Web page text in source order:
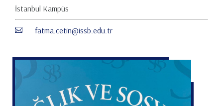
İstanbul Kampüs
fatma.cetin@issb.edu.tr